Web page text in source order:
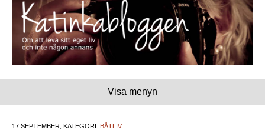
Visa menyn
17 SEPTEMBER, KATEGORI: BÅTLIV